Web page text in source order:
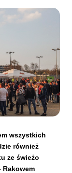
wszystkich
również
ze świeżo
Rakowem